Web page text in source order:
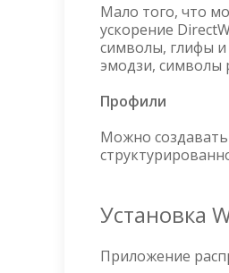
Мало того, что
ускорение
символы, глифы
эмодзи, символы
Профили
Можно
Установка
Приложение